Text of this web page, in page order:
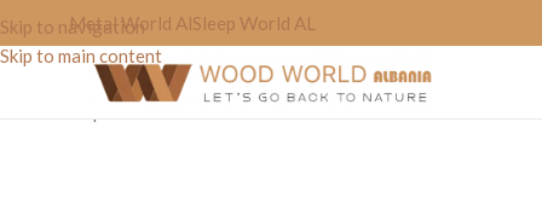
Skip to navigation
Skip to main content
Metal World AlSleep World AL